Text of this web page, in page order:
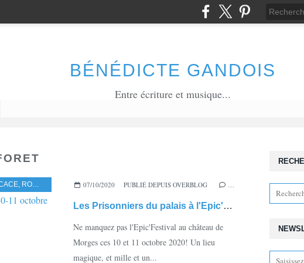
BÉNÉDICTE GANDOIS
Entre écriture et musique...
ROMAN HISTORIQUE ,ROMAN ,ÉPIQUE,EPIC'FESTIVAL, MORGES CHÂTEAU DE
07/10/2020 PUBLIÉ DEPUIS OVERBLOG
Les Prisonniers du palais à l'Epic'Festival de Morges 10-11 octobre
Ne manquez pas l'Epic'Festival au château de
Morges ces 10 et 11 octobre 2020! Un lieu
magique, et mille et un...